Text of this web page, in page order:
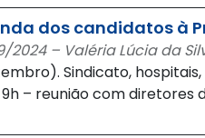
dos candidatos à
2024 – Valéria Lúcia da
Sindicato,
– reunião com